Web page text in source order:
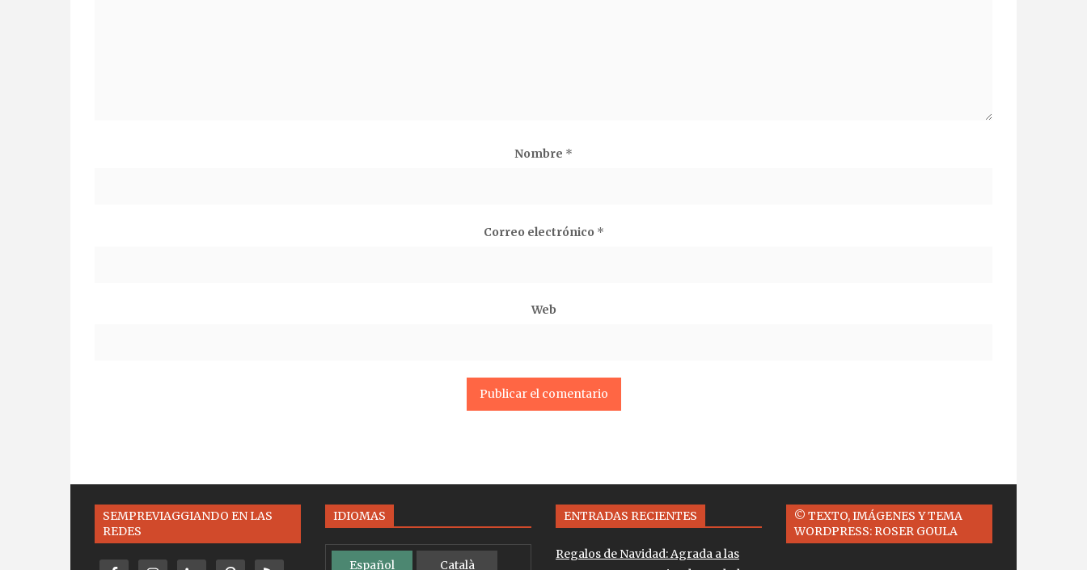
Nombre *
Correo electrónico *
Web
SEMPREVIAGGIANDO EN LAS
REDES
IDIOMAS
Español Català
ENTRADAS RECIENTES
Regalos de Navidad: Agrada a las
© TEXTO, IMÁGENES Y TEMA
WORDPRESS: ROSER GOULA